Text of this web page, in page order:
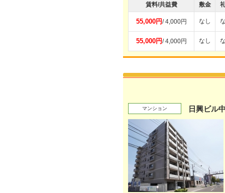
賃料/共益費 敷金
55,000円/ 4,000円 なし
55,000円/ 4,000円 なし
マンション 日興ビル